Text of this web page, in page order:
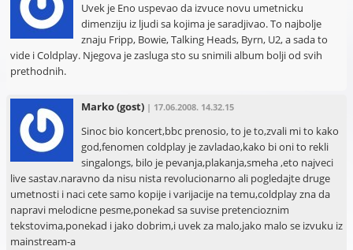
Uvek je Eno uspevao da izvuce novu umetnicku
dimenziju iz ljudi sa kojima je saradjivao. To najbolje
znaju Fripp, Bowie, Talking Heads, Byrn, U2, a sada to
vide i Coldplay. Njegova je zasluga sto su snimili album bolji od svih
prethodnih.
Marko(gost) | 17.06.2008. 14.32.15
Sinoc bio koncert,bbc prenosio, to je to,zvali mi to kako
god,fenomen coldplay je zavladao,kako bi oni to rekli
singalongs, bilo je pevanja,plakanja,smeha ,eto najveci
live sastav.naravno da nisu nista revolucionarno ali pogledajte druge
umetnosti i naci cete samo kopije i varijacije na temu,coldplay zna da
napravi melodicne pesme,ponekad sa suvise pretencioznim
tekstovima,ponekad i jako dobrim,i uvek za malo,jako malo se izvuku iz
mainstream-a